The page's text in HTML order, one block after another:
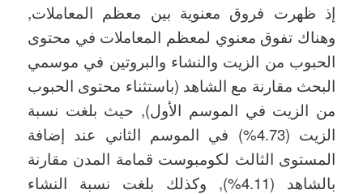
إذ ظهرت فروق معنوية بين معظم المعاملات,
وهناك تفوق معنوي لمعظم المعاملات في محتوى
الحبوب من الزيت والنشاء والبروتين في موسمي
البحث مقارنة مع الشاهد (باستثناء محتوى الحبوب
من الزيت في الموسم الأول), حيث بلغت نسبة
الزيت (4.73%) في الموسم الثاني عند إضافة
المستوى الثالث لكومبوست قمامة المدن مقارنة
بالشاهد (4.11%), وكذلك بلغت نسبة النشاء